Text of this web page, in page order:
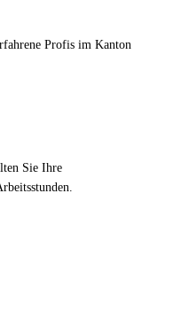
Profis im Kanton
Sie Ihre